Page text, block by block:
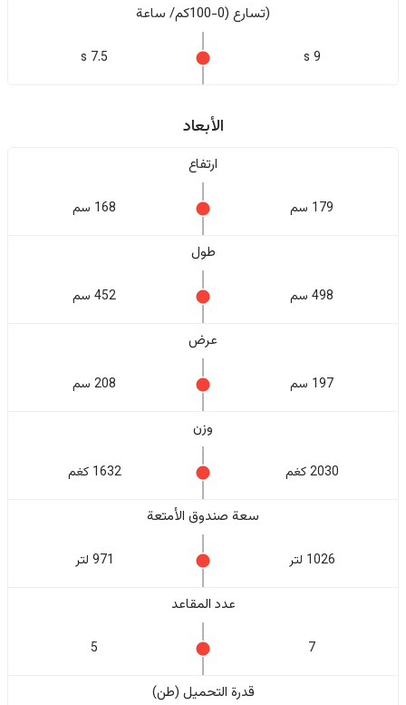
(تسارع (0-100كم/ ساعة
9 s
7.5 s
الأبعاد
ارتفاع
179 سم 168 سم
طول
498 سم 452 سم
عرض
197 سم 208 سم
وزن
2030 كغم 1632 كغم
سعة صندوق الأمتعة
1026 لتر 971 لتر
عدد المقاعد
7
5
قدرة التحميل (طن)